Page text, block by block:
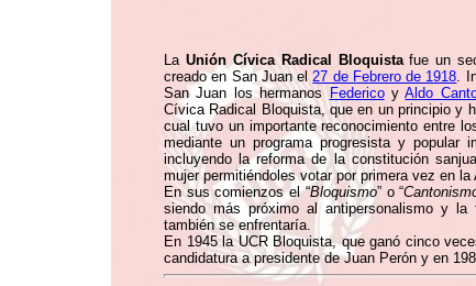
La Unión Cívica Radical Bloquistafue un
creado en San Juan el27 de Febrero de 1918.
San Juan los hermanos
FedericoyAldo
Cívica Radical Bloquista, que en un principio y
cual tuvo un importante reconocimiento entre
mediante un programa progresista y popular
incluyendo la reforma de la constitución
mujer permitiéndoles votar por primera vez en
En sus comienzos el “Bloquismo” o “
siendo más próximo al antipersonalismo y
también se enfrentaría.
En 1945 la UCR Bloquista, que ganó cinco
candidatura a presidente de Juan Perón y en